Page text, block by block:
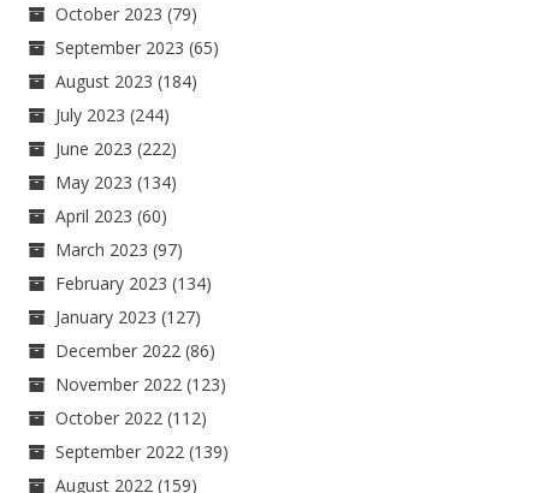
October 2023 (79)
September 2023 (65)
August 2023 (184)
July 2023 (244)
June 2023 (222)
May 2023 (134)
April 2023 (60)
March 2023 (97)
February 2023 (134)
January 2023 (127)
December 2022 (86)
November 2022 (123)
October 2022 (112)
September 2022 (139)
August 2022 (159)